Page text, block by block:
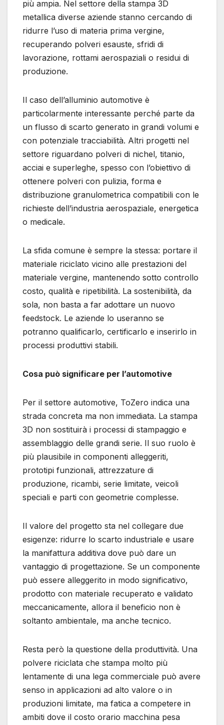
più ampia. Nel settore della stampa 3D
metallica diverse aziende stanno cercando di
ridurre l’uso di materia prima vergine,
recuperando polveri esauste, sfridi di
lavorazione, rottami aerospaziali o residui di
produzione.
Il caso dell’alluminio automotive è
particolarmente interessante perché parte da
un flusso di scarto generato in grandi volumi e
con potenziale tracciabilità. Altri progetti nel
settore riguardano polveri di nichel, titanio,
acciai e superleghe, spesso con l’obiettivo di
ottenere polveri con pulizia, forma e
distribuzione granulometrica compatibili con le
richieste dell’industria aerospaziale, energetica
o medicale.
La sfida comune è sempre la stessa: portare il
materiale riciclato vicino alle prestazioni del
materiale vergine, mantenendo sotto controllo
costo, qualità e ripetibilità. La sostenibilità, da
sola, non basta a far adottare un nuovo
feedstock. Le aziende lo useranno se
potranno qualificarlo, certificarlo e inserirlo in
processi produttivi stabili.
Cosa può significare per l’automotive
Per il settore automotive, ToZero indica una
strada concreta ma non immediata. La stampa
3D non sostituirà i processi di stampaggio e
assemblaggio delle grandi serie. Il suo ruolo è
più plausibile in componenti alleggeriti,
prototipi funzionali, attrezzature di
produzione, ricambi, serie limitate, veicoli
speciali e parti con geometrie complesse.
Il valore del progetto sta nel collegare due
esigenze: ridurre lo scarto industriale e usare
la manifattura additiva dove può dare un
vantaggio di progettazione. Se un componente
può essere alleggerito in modo significativo,
prodotto con materiale recuperato e validato
meccanicamente, allora il beneficio non è
soltanto ambientale, ma anche tecnico.
Resta però la questione della produttività. Una
polvere riciclata che stampa molto più
lentamente di una lega commerciale può avere
senso in applicazioni ad alto valore o in
produzioni limitate, ma fatica a competere in
ambiti dove il costo orario macchina pesa